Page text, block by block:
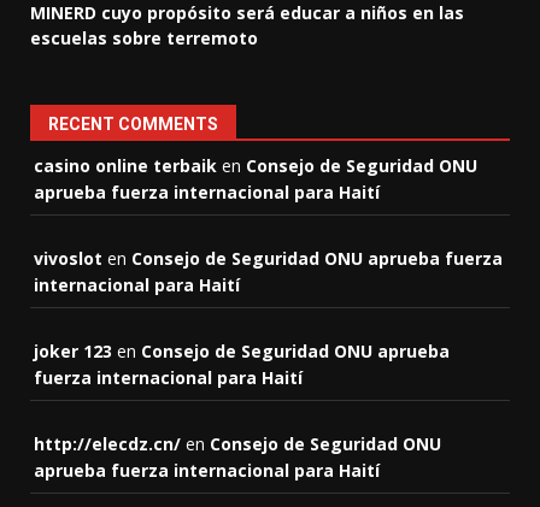
MINERD cuyo propósito será educar a niños en las
escuelas sobre terremoto
RECENT COMMENTS
casino online terbaik en Consejo de Seguridad ONU
aprueba fuerza internacional para Haití
vivoslot en Consejo de Seguridad ONU aprueba fuerza
internacional para Haití
joker 123 en Consejo de Seguridad ONU aprueba
fuerza internacional para Haití
http://elecdz.cn/ en Consejo de Seguridad ONU
aprueba fuerza internacional para Haití